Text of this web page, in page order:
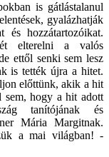
is gátlástalanul
gyalázhatják
és hozzátartozóikat.
elterelni a valós
ettől senki sem lesz
is tették újra a hitet.
előttünk, akik a hit
sem, hogy a hit adott
tanítójának és
Mária Margitnak.
a mai világban! -